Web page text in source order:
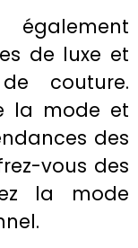
de luxe et
couture.
la mode et
des
vous des
la mode